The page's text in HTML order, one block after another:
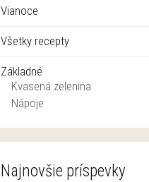
Vianoce
Všetky recepty
Základné
Kvasená zelenina
Nápoje
Najnovšie príspevky